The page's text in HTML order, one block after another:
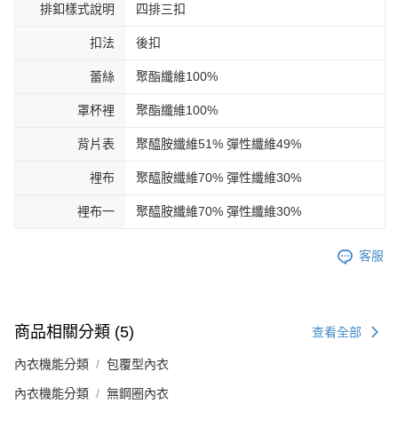
排釦樣式說明 四排三扣
扣法 後扣
蕾絲 聚酯纖維100%
罩杯裡 聚酯纖維100%
背片表 聚醯胺纖維51% 彈性纖維49%
裡布 聚醯胺纖維70% 彈性纖維30%
裡布一 聚醯胺纖維70% 彈性纖維30%
客服
商品相關分類 (5) 查看全部
內衣機能分類 包覆型內衣
內衣機能分類 無鋼圈內衣